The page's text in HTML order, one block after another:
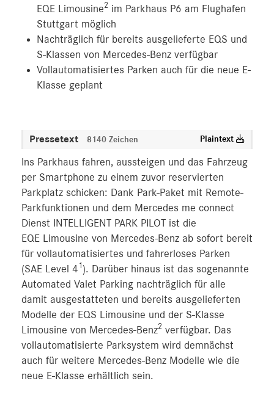
EQE Limousine2 im Parkhaus P6 am Flughafen
Stuttgart möglich
Nachträglich für bereits ausgelieferte EQS und
S-Klassen von Mercedes-Benz verfügbar
Vollautomatisiertes Parken auch für die neue E-
Klasse geplant
Pressetext 8140 Zeichen Plaintext
Ins Parkhaus fahren, aussteigen und das Fahrzeug
per Smartphone zu einem zuvor reservierten
Parkplatz schicken: Dank Park-Paket mit Remote-
Parkfunktionen und dem Mercedes me connect
Dienst INTELLIGENT PARK PILOT ist die
EQE Limousine von Mercedes‑Benz ab sofort bereit
für vollautomatisiertes und fahrerloses Parken
(SAE Level 4 1 ). Darüber hinaus ist das sogenannte
Automated Valet Parking nachträglich für alle
damit ausgestatteten und bereits ausgelieferten
Modelle der EQS Limousine und der S‑Klasse
Limousine von Mercedes‑Benz2 verfügbar. Das
vollautomatisierte Parksystem wird demnächst
auch für weitere Mercedes‑Benz Modelle wie die
neue E‑Klasse erhältlich sein.